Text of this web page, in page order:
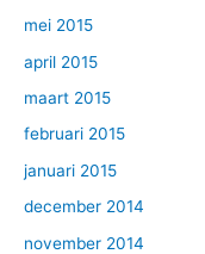
mei 2015
april 2015
maart 2015
februari 2015
januari 2015
december 2014
november 2014